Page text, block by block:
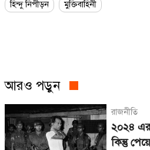
আরও পড়ুন
রাজনীতি
২০২৪ এর
কিন্তু
হিন্দু নিপীড়ন
মুক্তিবাহিনী